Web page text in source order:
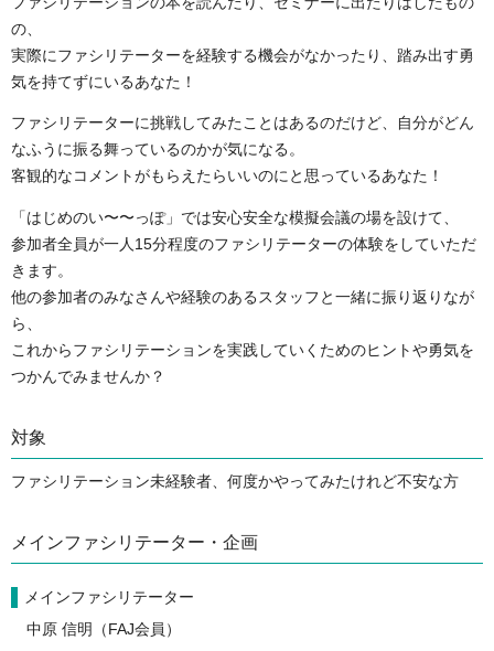
の、
実際にファシリテーターを経験する機会がなかったり、踏み出す勇
気を持てずにいるあなた！
ファシリテーターに挑戦してみたことはあるのだけど、自分がどん
なふうに振る舞っているのかが気になる。
客観的なコメントがもらえたらいいのにと思っているあなた！
「はじめのい〜〜っぽ」では安心安全な模擬会議の場を設けて、
参加者全員が一人15分程度のファシリテーターの体験をしていただ
きます。
他の参加者のみなさんや経験のあるスタッフと一緒に振り返りなが
ら、
これからファシリテーションを実践していくためのヒントや勇気を
つかんでみませんか？
対象
ファシリテーション未経験者、何度かやってみたけれど不安な方
メインファシリテーター・企画
メインファシリテーター
中原 信明（FAJ会員）